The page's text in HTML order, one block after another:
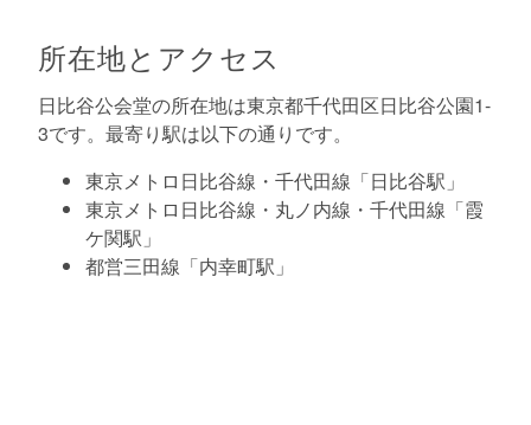
所在地とアクセス
日比谷公会堂の所在地は東京都千代田区日比谷公園1-
3です。最寄り駅は以下の通りです。
東京メトロ日比谷線・千代田線「日比谷駅」
東京メトロ日比谷線・丸ノ内線・千代田線「霞
ケ関駅」
都営三田線「内幸町駅」